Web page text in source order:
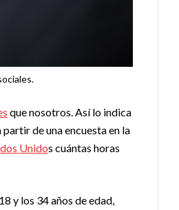
que nosotros. Así lo indica
de una encuesta en la
Unidos cuántas horas
y los 34 años de edad,